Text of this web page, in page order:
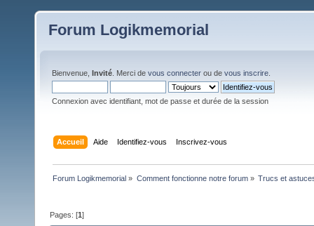
Forum Logikmemorial
Bienvenue, Invité . Merci de vous connecter ou de vous inscrire
Connexion avec identifiant, mot de passe et durée de la session
Accueil Aide Identifiez-vous Inscrivez-vous
Forum Logikmemorial » Comment fonctionne notre forum» Trucs et
Pages: [1]